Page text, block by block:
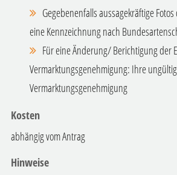
Gegebenenfalls aussagekräftige
eine Kennzeichnung nach
Für eine Änderung/ Berichtigung der
Vermarktungsgenehmigung: Ihre
Vermarktungsgenehmigung
Kosten
abhängig vom Antrag
Hinweise